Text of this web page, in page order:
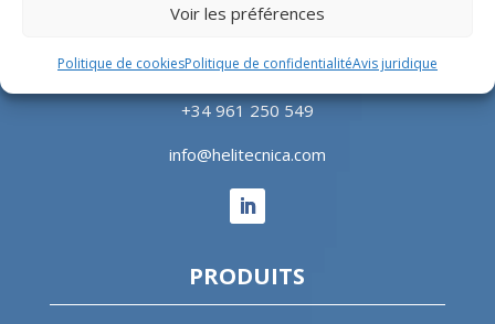
Voir les préférences
Politique de cookiesPolitique de confidentialitéAvis juridique
Parque Empresarial L’Horta Vella, Calle 4, 4, 46117
+34 961 250 549
info@helitecnica.com
PRODUITS